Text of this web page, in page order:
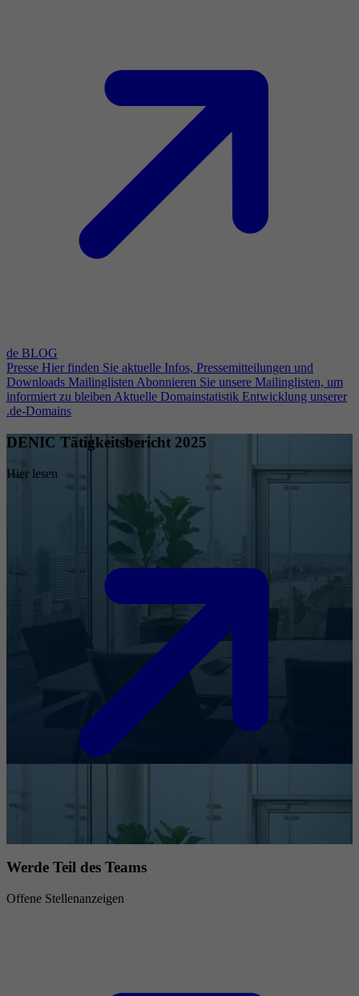
de BLOG
Presse Hier finden Sie aktuelle Infos, Pressemitteilungen und
Downloads Mailinglisten Abonnieren Sie unsere Mailinglisten, um
informiert zu bleiben Aktuelle Domainstatistik Entwicklung unserer
.de-Domains
DENIC Tätigkeitsbericht 2025
Hier lesen
Werde Teil des Teams
Offene Stellenanzeigen